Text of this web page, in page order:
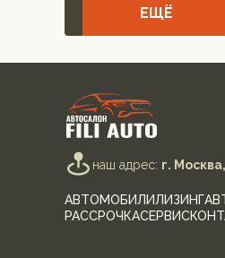
ЕЩЁ
наш адрес: г.
АВТОМОБИЛИЛИЗИНГ
РАССРОЧКАСЕРВИС